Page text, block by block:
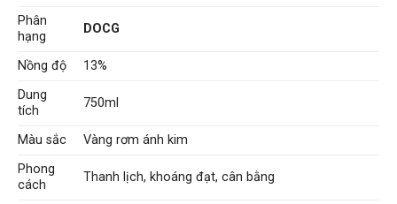
Phân
hạng
DOCG
Nồng độ
13%
Dung
tích
750ml
Màu sắc
Vàng rơm ánh kim
Phong
cách
Thanh lịch, khoáng đạt, cân bằng